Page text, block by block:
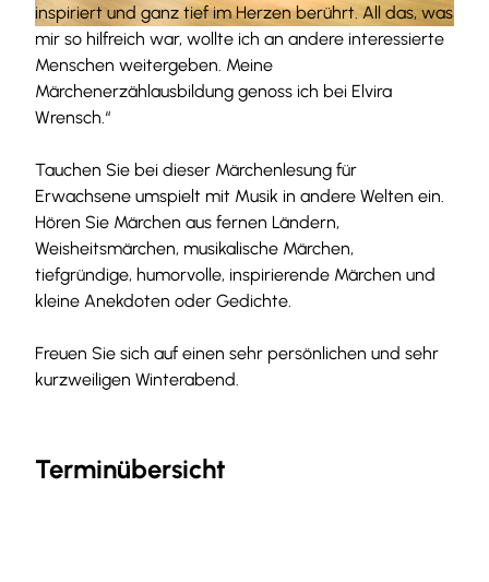
© Denver Künzer | CC-BY-SA
inspiriert und ganz tief im Herzen berührt. All das, was
mir so hilfreich war, wollte ich an andere interessierte
Menschen weitergeben. Meine
Märchenerzählausbildung genoss ich bei Elvira
Wrensch.“
Tauchen Sie bei dieser Märchenlesung für
Erwachsene umspielt mit Musik in andere Welten ein.
Hören Sie Märchen aus fernen Ländern,
Weisheitsmärchen, musikalische Märchen,
tiefgründige, humorvolle, inspirierende Märchen und
kleine Anekdoten oder Gedichte.
Freuen Sie sich auf einen sehr persönlichen und sehr
kurzweiligen Winterabend.
Terminübersicht